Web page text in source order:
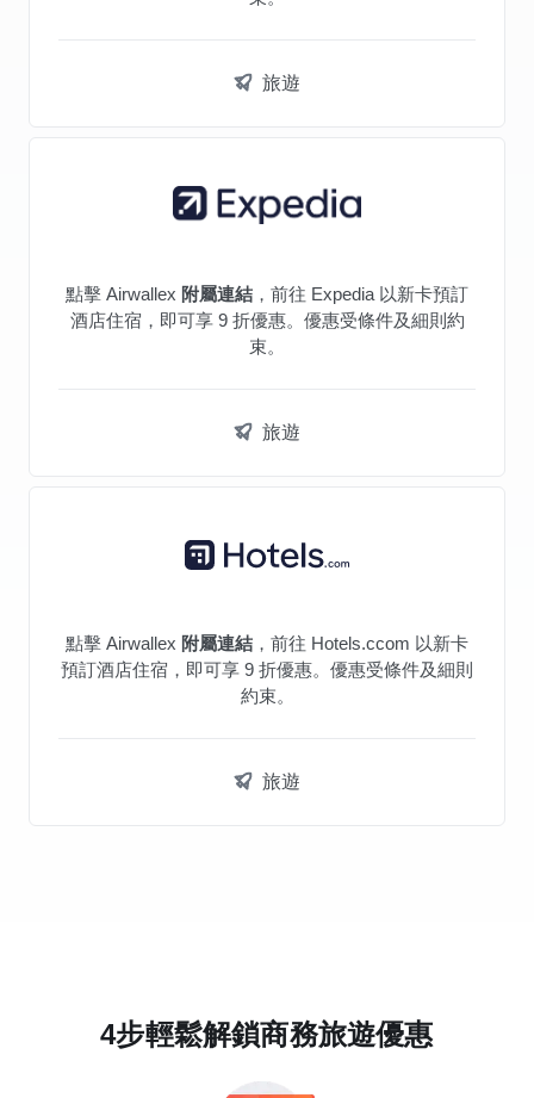
旅遊
點擊 Airwallex 附屬連結 ，前往 Expedia 以新卡預訂
酒店住宿，即可享 9 折優惠。優惠受條件及細則約
束。
旅遊
點擊 Airwallex 附屬連結 ，前往 Hotels.ccom 以新卡
預訂酒店住宿，即可享 9 折優惠。優惠受條件及細則
約束。
旅遊
4步輕鬆解鎖商務旅遊優惠